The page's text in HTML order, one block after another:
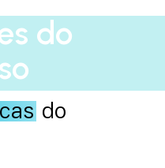
do
do